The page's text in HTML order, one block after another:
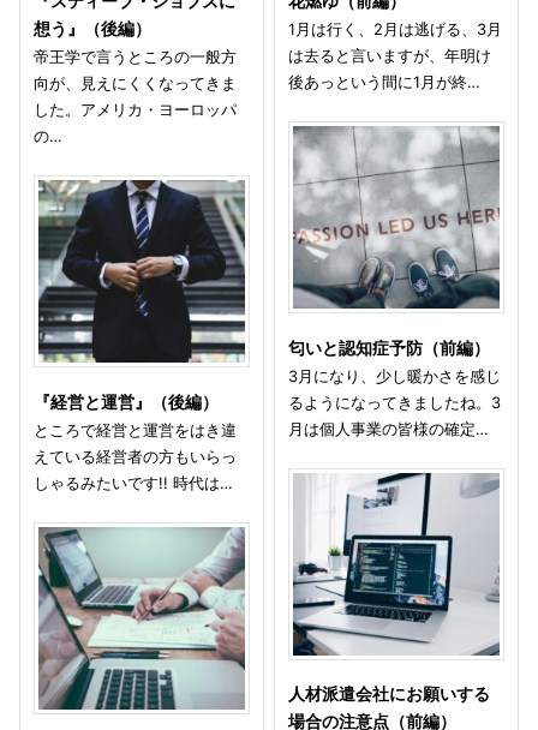
想う』（後編）
帝王学で言うところの一般方
向が、見えにくくなってきま
した。アメリカ・ヨーロッパ
の…
『経営と運営』（後編）
ところで経営と運営をはき違
えている経営者の方もいらっ
しゃるみたいです!! 時代は…
1月は行く、2月は逃げる、3月
は去ると言いますが、年明け
後あっという間に1月が終…
匂いと認知症予防（前編）
3月になり、少し暖かさを感じ
るようになってきましたね。3
月は個人事業の皆様の確定…
人材派遣会社にお願いする
場合の注意点（前編）